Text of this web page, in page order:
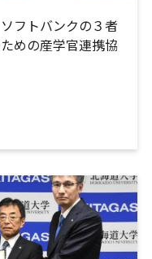
フトバンクの３者
めの産学官連携協